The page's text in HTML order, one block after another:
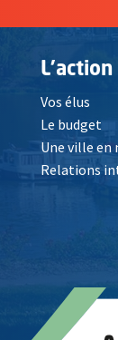
L'action
Vos élus
Le budget
Une ville en
Relations
une nouvelle